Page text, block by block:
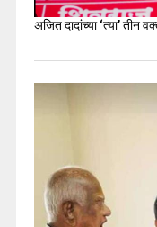
अजित दादांच्या ‘त्या’ तीन